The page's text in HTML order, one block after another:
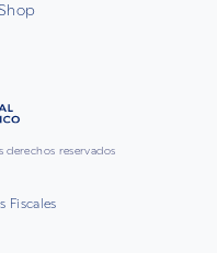
derechos reservados
Fiscales